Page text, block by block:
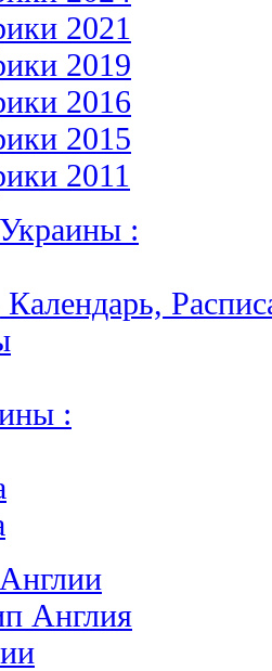
2021
2019
2016
2015
2011
:
Календарь,
:
Англия